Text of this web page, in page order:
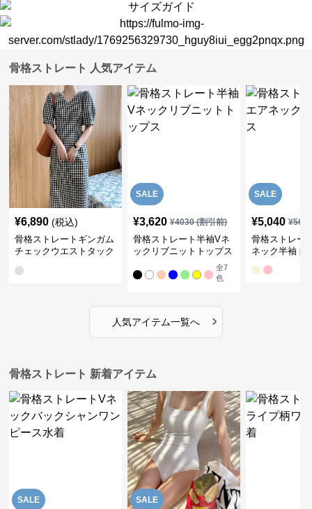
骨格ストレート 人気アイテム
¥6,890 (税込)
骨格ストレートギンガム
チェックウエストタック
SALE
¥3,620 ¥4030(割引前)
骨格ストレート半袖Vネ
ックリブニットトップス
全7
色
SALE
¥5,040 ¥
骨格ストレー
ネック半袖ト
人気アイテム一覧へ ›
骨格ストレート 新着アイテム
SALE SALE